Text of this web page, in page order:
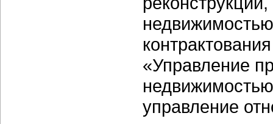
«Управление
управление